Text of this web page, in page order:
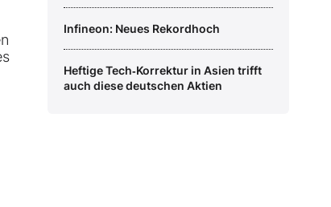
Infineon: Neues Rekordhoch
Heftige Tech‑Korrektur in Asien trifft
auch diese deutschen Aktien